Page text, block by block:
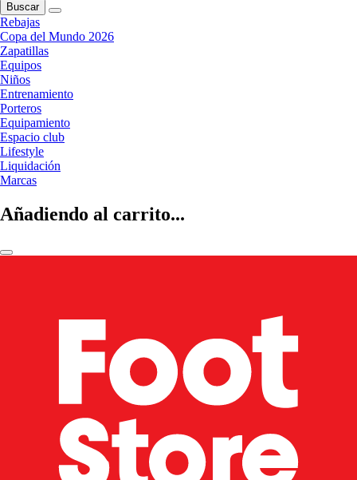
Buscar
Rebajas
Copa del Mundo 2026
Zapatillas
Equipos
Niños
Entrenamiento
Porteros
Equipamiento
Espacio club
Lifestyle
Liquidación
Marcas
Añadiendo al carrito...